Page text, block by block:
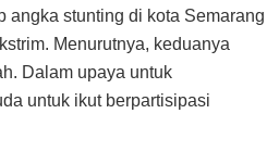
angka stunting di kota Semarang
Menurutnya, keduanya
Dalam upaya untuk
untuk ikut berpartisipasi